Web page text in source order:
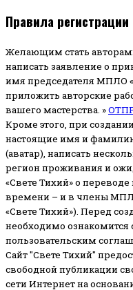
Правила регистрации
Желающим стать
написать заявление о
имя председателя МПЛО
приложить авторские
вашего мастерства. »
Кроме этого, при
настоящие имя и
(аватар), написать
регион проживания и
«Свете Тихий» о
времени – и в члены
«Свете Тихий»). Перед
необходимо ознакомится
пользовательским
Сайт "Свете Тихий"
свободной публикации
сети Интернет на